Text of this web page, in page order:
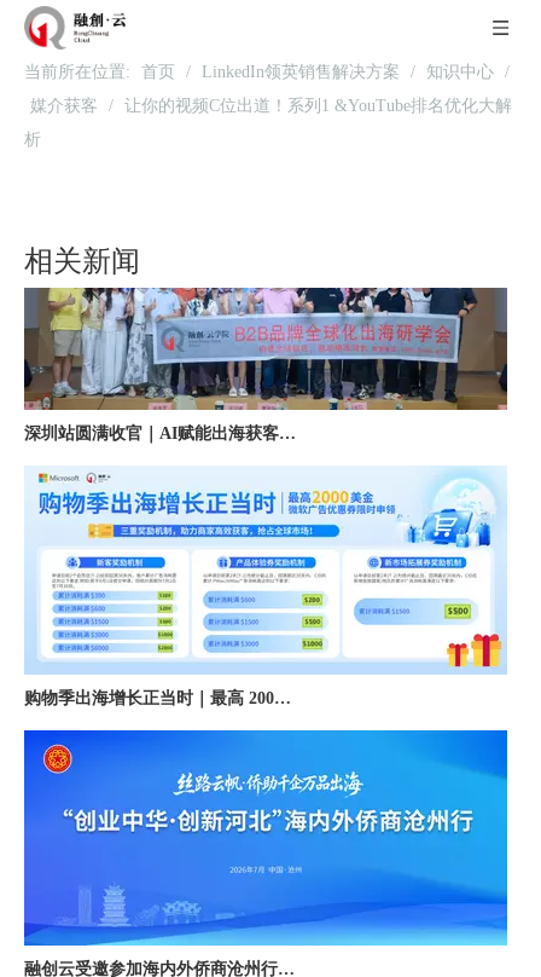
当前所在位置: 首页 / LinkedIn领英销售解决方案 / 知识中心 /
媒介获客
/ 让你的视频C位出道！系列1 &YouTube排名优化大解
析
相关新闻
北京站收官｜在LinkedIn总部聊透出海，下一站深圳微软，更多精彩在路上